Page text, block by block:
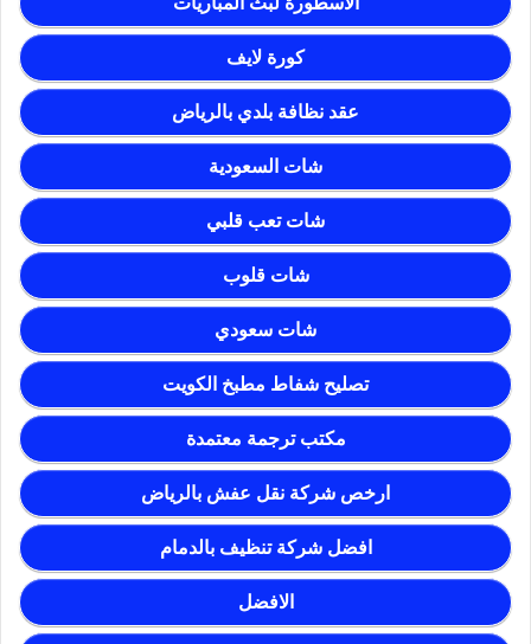
كورة لايف
عقد نظافة بلدي بالرياض
شات السعودية
شات تعب قلبي
شات قلوب
شات سعودي
تصليح شفاط مطبخ الكويت
مكتب ترجمة معتمدة
ارخص شركة نقل عفش بالرياض
افضل شركة تنظيف بالدمام
الافضل